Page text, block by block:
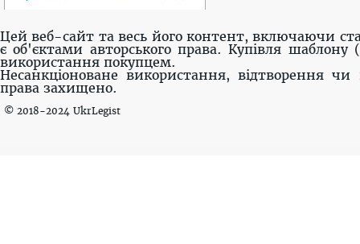
Цей веб-сайт та весь його контент, включаючи
є об'єктами авторського права. Купівля шаблону
використання покупцем.
Несанкціоноване використання, відтворення
права захищено.
© 2018-2024 UkrLegist